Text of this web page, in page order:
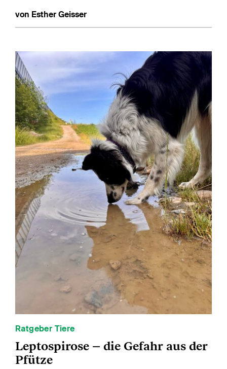
von Esther Geisser
Ratgeber Tiere
Leptospirose – die Gefahr aus der
Pfütze